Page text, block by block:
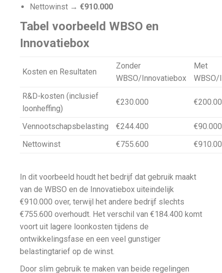
Nettowinst → €910.000
Tabel voorbeeld WBSO en
Innovatiebox
Kosten en Resultaten
Zonder
WBSO/Innovatiebox
Met
WBSO/
R&D-kosten (inclusief
loonheffing)
€230.000
Vennootschapsbelasting €244.400
€90.000
Nettowinst
€755.600
In dit voorbeeld houdt het bedrijf dat gebruik maakt
van de WBSO en de Innovatiebox uiteindelijk
€910.000 over, terwijl het andere bedrijf slechts
€755.600 overhoudt. Het verschil van €184.400 komt
voort uit lagere loonkosten tijdens de
ontwikkelingsfase en een veel gunstiger
belastingtarief op de winst.
Door slim gebruik te maken van beide regelingen